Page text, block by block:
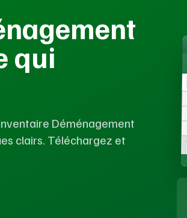
qui
Déménagement
clairs. Téléchargez et